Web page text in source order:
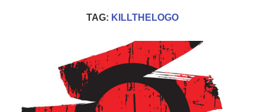
TAG: KILLTHELOGO